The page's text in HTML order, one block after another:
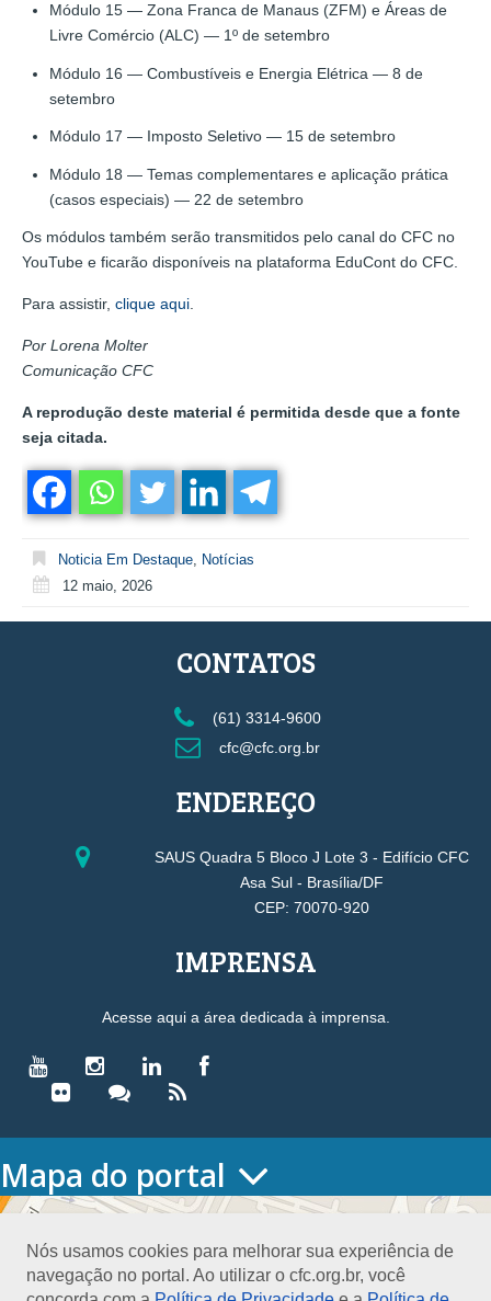
Módulo 15 — Zona Franca de Manaus (ZFM) e Áreas de
Livre Comércio (ALC) — 1º de setembro
Módulo 16 — Combustíveis e Energia Elétrica — 8 de
setembro
Módulo 17 — Imposto Seletivo — 15 de setembro
Módulo 18 — Temas complementares e aplicação prática
(casos especiais) — 22 de setembro
Os módulos também serão transmitidos pelo canal do CFC no
YouTube e ficarão disponíveis na plataforma EduCont do CFC.
Para assistir, clique aqui.
Por Lorena Molter
Comunicação CFC
A reprodução deste material é permitida desde que a fonte
seja citada.
Noticia Em Destaque, Notícias
12 maio, 2026
Nós usamos cookies para melhorar sua experiência de
navegação no portal. Ao utilizar o cfc.org.br, você
CONTATOS
(61) 3314-9600
cfc@cfc.org.br
ENDEREÇO
SAUS Quadra 5 Bloco J Lote 3 - Edifício CFC
Asa Sul - Brasília/DF
CEP: 70070-920
IMPRENSA
Acesse aqui a área dedicada à imprensa.
Mapa do portal
HOME
Conselho Diretor
Nossa Sede